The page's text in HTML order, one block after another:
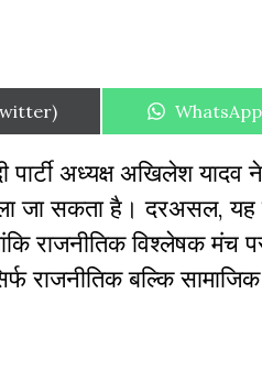
Share
WhatsApp
अध्यक्ष अखिलेश यादव
जा सकता है। दरअसल, यह
राजनीतिक विश्लेषक मंच पर
राजनीतिक बल्कि